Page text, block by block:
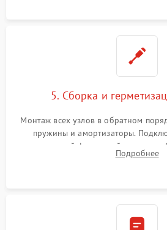
5. Сборка и
Монтаж всех узлов в обратном
пружины и амортизаторы.
надежной фиксацией хомутами.
герметиком для предотвращения
Подробнее